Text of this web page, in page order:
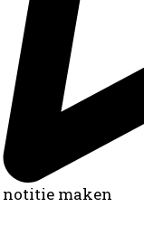
notitie maken